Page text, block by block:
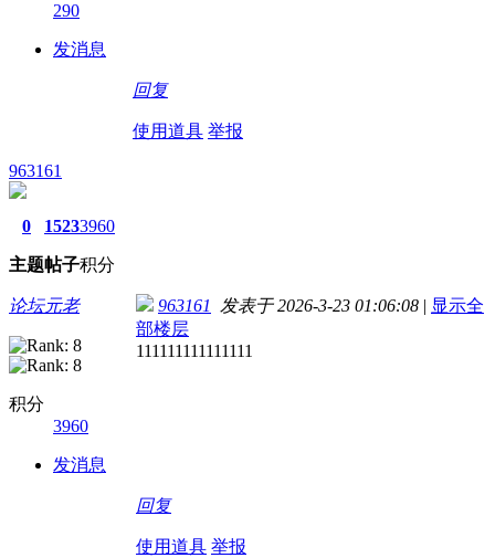
290
发消息
回复
使用道具 举报
963161
0
主题
1523
帖子
3960
积分
论坛元老
积分
3960
发消息
963161 发表于 2026-3-23 01:06:08 | 显示全
部楼层
111111111111111
回复
使用道具 举报